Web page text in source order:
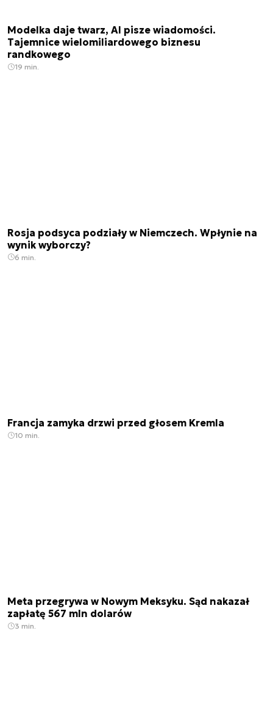
Modelka daje twarz, AI pisze wiadomości.
Tajemnice wielomiliardowego biznesu
randkowego
19 min.
Rosja podsyca podziały w Niemczech. Wpłynie na
wynik wyborczy?
6 min.
Francja zamyka drzwi przed głosem Kremla
10 min.
Meta przegrywa w Nowym Meksyku. Sąd nakazał
zapłatę 567 mln dolarów
3 min.